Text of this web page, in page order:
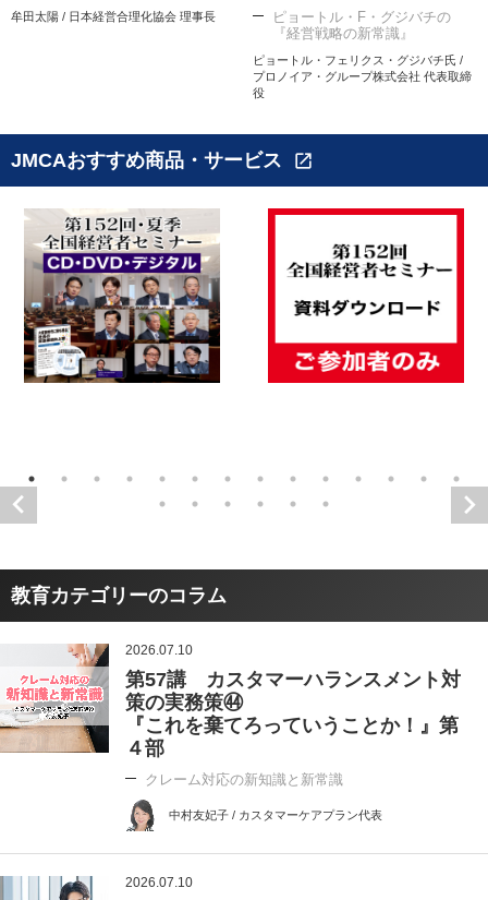
牟田太陽 / 日本経営合理化協会 理事長
ピョートル・F・グジバチの
『経営戦略の新常識』
ピョートル・フェリクス・グジバチ氏 /
プロノイア・グループ株式会社 代表取締
役
JMCAおすすめ商品・サービス open_in_new
教育カテゴリーのコラム
2026.07.10
第57講 カスタマーハランスメント対
策の実務策㊹
『これを棄てろっていうことか！』第
４部
クレーム対応の新知識と新常識
中村友妃子 / カスタマーケアプラン代表
2026.07.10